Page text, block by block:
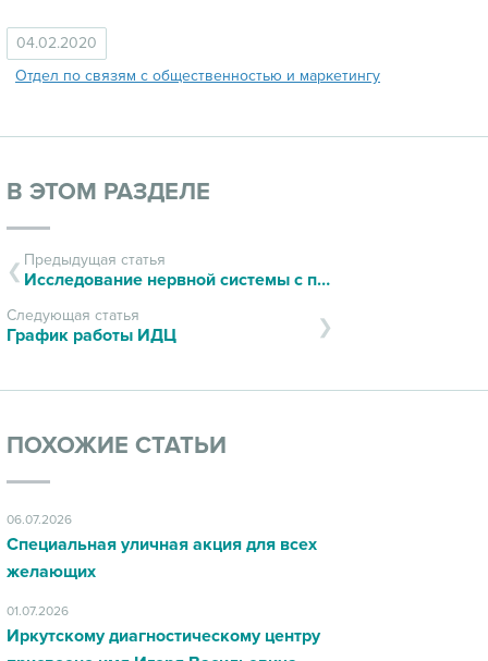
04.02.2020
Отдел по связям с общественностью и маркетингу
В ЭТОМ РАЗДЕЛЕ
Предыдущая статья
Исследование нервной системы с помощью ультразвука
Следующая статья
График работы ИДЦ
ПОХОЖИЕ СТАТЬИ
06.07.2026
Специальная уличная акция для всех
желающих
01.07.2026
Иркутскому диагностическому центру